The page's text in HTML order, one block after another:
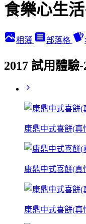
食樂心生
相簿 部落格
2017 試用體驗
康鼎中式喜餅(真
康鼎中式喜餅(真
康鼎中式喜餅(真